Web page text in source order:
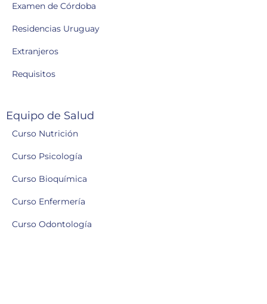
Examen de Córdoba
Residencias Uruguay
Extranjeros
Requisitos
Equipo de Salud
Curso Nutrición
Curso Psicología
Curso Bioquímica
Curso Enfermería
Curso Odontología